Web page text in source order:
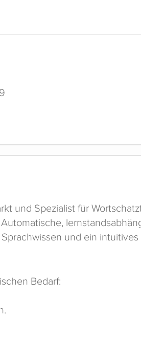
und Spezialist für
und ein
Bedarf: